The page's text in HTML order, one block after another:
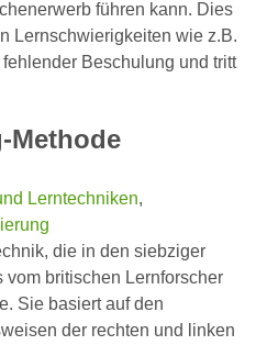
führen kann. Dies
Lernschwierigkeiten wie z.B.
Beschulung und tritt
Methode
Lerntechniken,
die in den siebziger
vom britischen Lernforscher
Sie basiert auf den
der rechten und linken